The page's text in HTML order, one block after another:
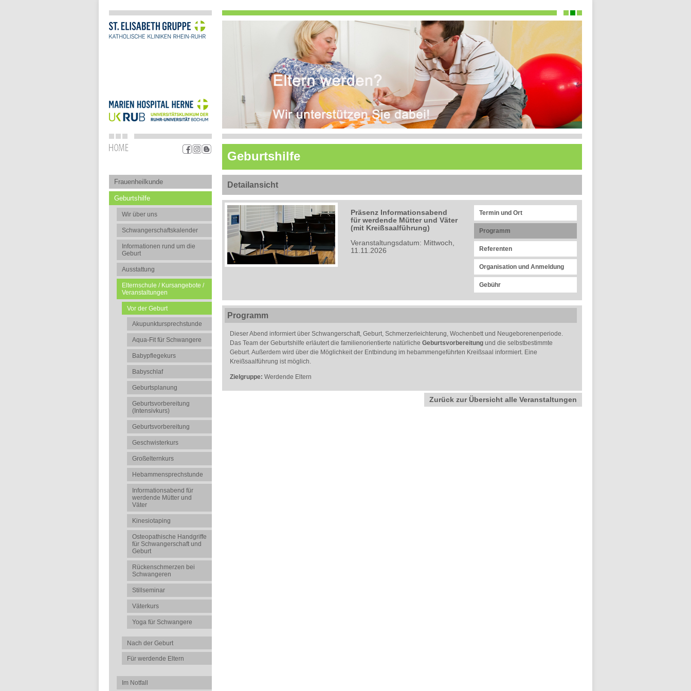
Geburtshilfe
Frauenheilkunde
Geburtshilfe
Wir über uns
Schwangerschaftskalender
Informationen rund um die
Geburt
Ausstattung
Elternschule / Kursangebote /
Veranstaltungen
Vor der Geburt
Akupunktursprechstunde
Aqua-Fit für Schwangere
Babypflegekurs
Babyschlaf
Geburtsplanung
Geburtsvorbereitung
(Intensivkurs)
Geburtsvorbereitung
Geschwisterkurs
Großelternkurs
Hebammensprechstunde
Informationsabend für
werdende Mütter und
Väter
Kinesiotaping
Osteopathische Handgriffe
für Schwangerschaft und
Geburt
Rückenschmerzen bei
Schwangeren
Stillseminar
Väterkurs
Yoga für Schwangere
Nach der Geburt
Für werdende Eltern
Im Notfall
Detailansicht
Präsenz Informationsabend
für werdende Mütter und Väter
(mit Kreißsaalführung)
Veranstaltungsdatum: Mittwoch,
11.11.2026
Termin und Ort
Programm
Referenten
Organisation und Anmeldung
Gebühr
Programm
Dieser Abend informiert über Schwangerschaft, Geburt, Schmerzerleichterung, Wochenbett und Neugeborenenperiode.
Das Team der Geburtshilfe erläutert die familienorientierte natürliche Geburtsvorbereitung und die selbstbestimmte
Geburt. Außerdem wird über die Möglichkeit der Entbindung im hebammengeführten Kreißsaal informiert. Eine
Kreißsaalführung ist möglich.
Zielgruppe: Werdende Eltern
Zurück zur Übersicht alle Veranstaltungen